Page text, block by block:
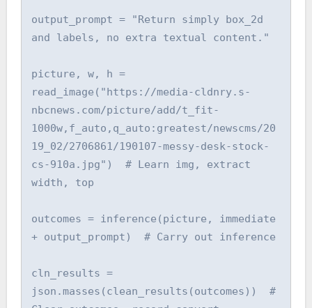
output_prompt = "Return simply box_2d
and labels, no extra textual content."
picture, w, h =
read_image("https://media-cldnry.s-
nbcnews.com/picture/add/t_fit-
1000w,f_auto,q_auto:greatest/newscms/20
19_02/2706861/190107-messy-desk-stock-
cs-910a.jpg")  # Learn img, extract
width, top
outcomes = inference(picture, immediate
+ output_prompt)  # Carry out inference
cln_results =
json.masses(clean_results(outcomes))  #